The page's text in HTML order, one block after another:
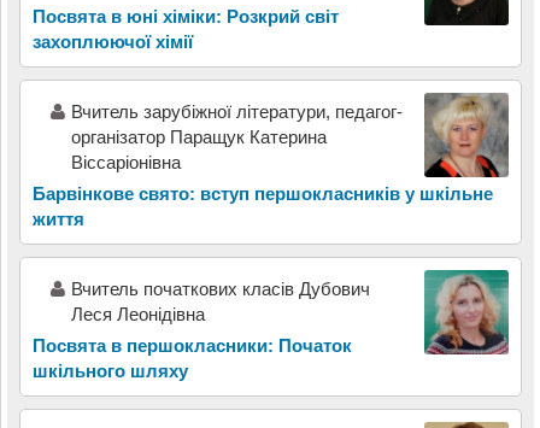
Посвята в юні хіміки: Розкрий світ
захоплюючої хімії
Вчитель зарубіжної літератури, педагог-
організатор Паращук Катерина
Віссаріонівна
Барвінкове свято: вступ першокласників у шкільне
життя
Вчитель початкових класів Дубович
Леся Леонідівна
Посвята в першокласники: Початок
шкільного шляху